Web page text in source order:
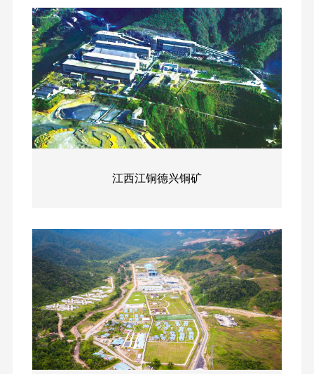
们
董
事
会
领
导
团
队
构
企
业
理
念
联
系
中
心
新
闻
公
司
新
闻
宣
矩
频
中
心
宣
传
手
册
业
布
局
炼
业
务
矿
山
业
务
程
电
力
能
源
房
建
党
的
建
设
党
建
工
作
工
会
态
风
采
可
持
续
发
ESG
报
告
招
聘
信
校
园
招
社
招
聘
江西江铜德兴铜矿